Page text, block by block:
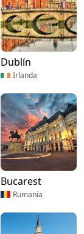
Dublín
Irlanda
Bucarest
Rumanía